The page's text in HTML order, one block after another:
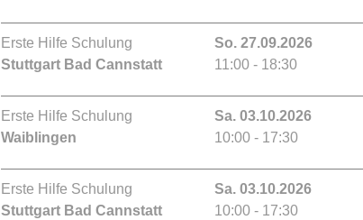
Erste Hilfe Schulung
Stuttgart Bad Cannstatt
So. 27.09.2026
11:00 - 18:30
Erste Hilfe Schulung
Waiblingen
Sa. 03.10.2026
10:00 - 17:30
Erste Hilfe Schulung
Stuttgart Bad Cannstatt
Sa. 03.10.2026
10:00 - 17:30